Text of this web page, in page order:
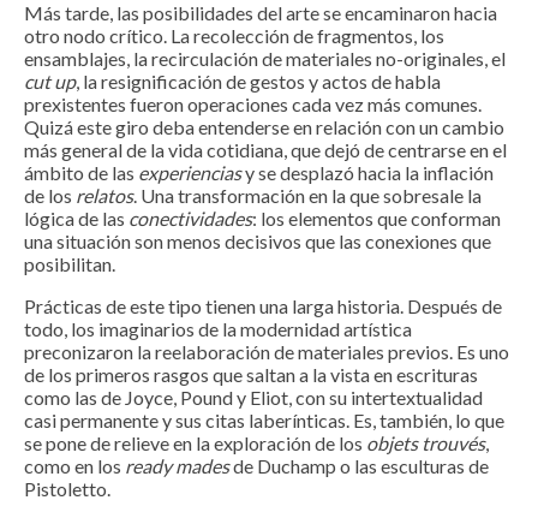
Más tarde, las posibilidades del arte se encaminaron hacia
otro nodo crítico. La recolección de fragmentos, los
ensamblajes, la recirculación de materiales no-originales, el
cut up, la resignificación de gestos y actos de habla
prexistentes fueron operaciones cada vez más comunes.
Quizá este giro deba entenderse en relación con un cambio
más general de la vida cotidiana, que dejó de centrarse en el
ámbito de las experienciasy se desplazó hacia la inflación
de los relatos. Una transformación en la que sobresale la
lógica de las conectividades: los elementos que conforman
una situación son menos decisivos que las conexiones que
posibilitan.
Prácticas de este tipo tienen una larga historia. Después de
todo, los imaginarios de la modernidad artística
preconizaron la reelaboración de materiales previos. Es uno
de los primeros rasgos que saltan a la vista en escrituras
como las de Joyce, Pound y Eliot, con su intertextualidad
casi permanente y sus citas laberínticas. Es, también, lo que
se pone de relieve en la exploración de los objets trouvés,
como en los ready madesde Duchamp o las esculturas de
Pistoletto.